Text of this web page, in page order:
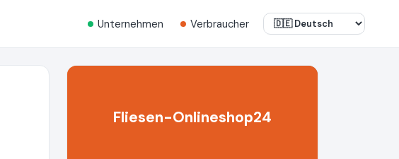
Unternehmen Verbraucher
Fliesen-Onlineshop24